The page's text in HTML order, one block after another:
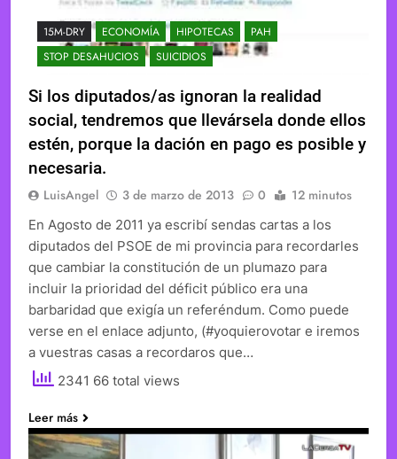
15M-DRY ECONOMÍA HIPOTECAS
PAH
STOP DESAHUCIOS
SUICIDIOS
Si los diputados/as ignoran la realidad
social, tendremos que llevársela donde ellos
estén, porque la dación en pago es posible y
necesaria.
LuisAngel 3 de marzo de 2013 0 12 minutos
En Agosto de 2011 ya escribí sendas cartas a los
diputados del PSOE de mi provincia para recordarles
que cambiar la constitución de un plumazo para
incluir la prioridad del déficit público era una
barbaridad que exigía un referéndum. Como puede
verse en el enlace adjunto, (#yoquierovotar e iremos
a vuestras casas a recordaros que…
2341 66 total views
Leer más